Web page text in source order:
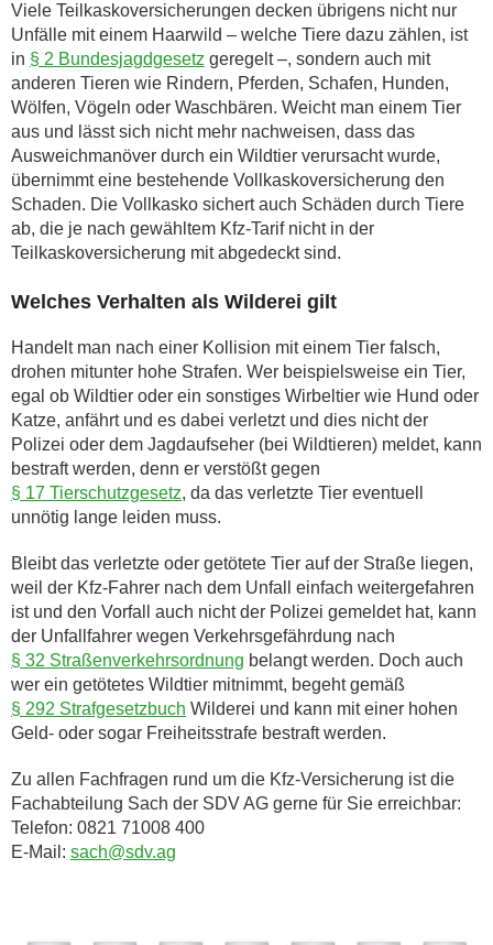
Viele Teilkaskoversicherungen decken übrigens nicht nur
Unfälle mit einem Haarwild – welche Tiere dazu zählen, ist
in § 2 Bundesjagdgesetz geregelt –, sondern auch mit
anderen Tieren wie Rindern, Pferden, Schafen, Hunden,
Wölfen, Vögeln oder Waschbären. Weicht man einem Tier
aus und lässt sich nicht mehr nachweisen, dass das
Ausweichmanöver durch ein Wildtier verursacht wurde,
übernimmt eine bestehende Vollkaskoversicherung den
Schaden. Die Vollkasko sichert auch Schäden durch Tiere
ab, die je nach gewähltem Kfz-Tarif nicht in der
Teilkaskoversicherung mit abgedeckt sind.
Welches Verhalten als Wilderei gilt
Handelt man nach einer Kollision mit einem Tier falsch,
drohen mitunter hohe Strafen. Wer beispielsweise ein Tier,
egal ob Wildtier oder ein sonstiges Wirbeltier wie Hund oder
Katze, anfährt und es dabei verletzt und dies nicht der
Polizei oder dem Jagdaufseher (bei Wildtieren) meldet, kann
bestraft werden, denn er verstößt gegen
§ 17 Tierschutzgesetz, da das verletzte Tier eventuell
unnötig lange leiden muss.
Bleibt das verletzte oder getötete Tier auf der Straße liegen,
weil der Kfz-Fahrer nach dem Unfall einfach weitergefahren
ist und den Vorfall auch nicht der Polizei gemeldet hat, kann
der Unfallfahrer wegen Verkehrsgefährdung nach
§ 32 Straßenverkehrsordnung belangt werden. Doch auch
wer ein getötetes Wildtier mitnimmt, begeht gemäß
§ 292 Strafgesetzbuch Wilderei und kann mit einer hohen
Geld- oder sogar Freiheitsstrafe bestraft werden.
Zu allen Fachfragen rund um die Kfz-Versicherung ist die
Fachabteilung Sach der SDV AG gerne für Sie erreichbar:
Telefon: 0821 71008 400
E-Mail: sach@sdv.ag